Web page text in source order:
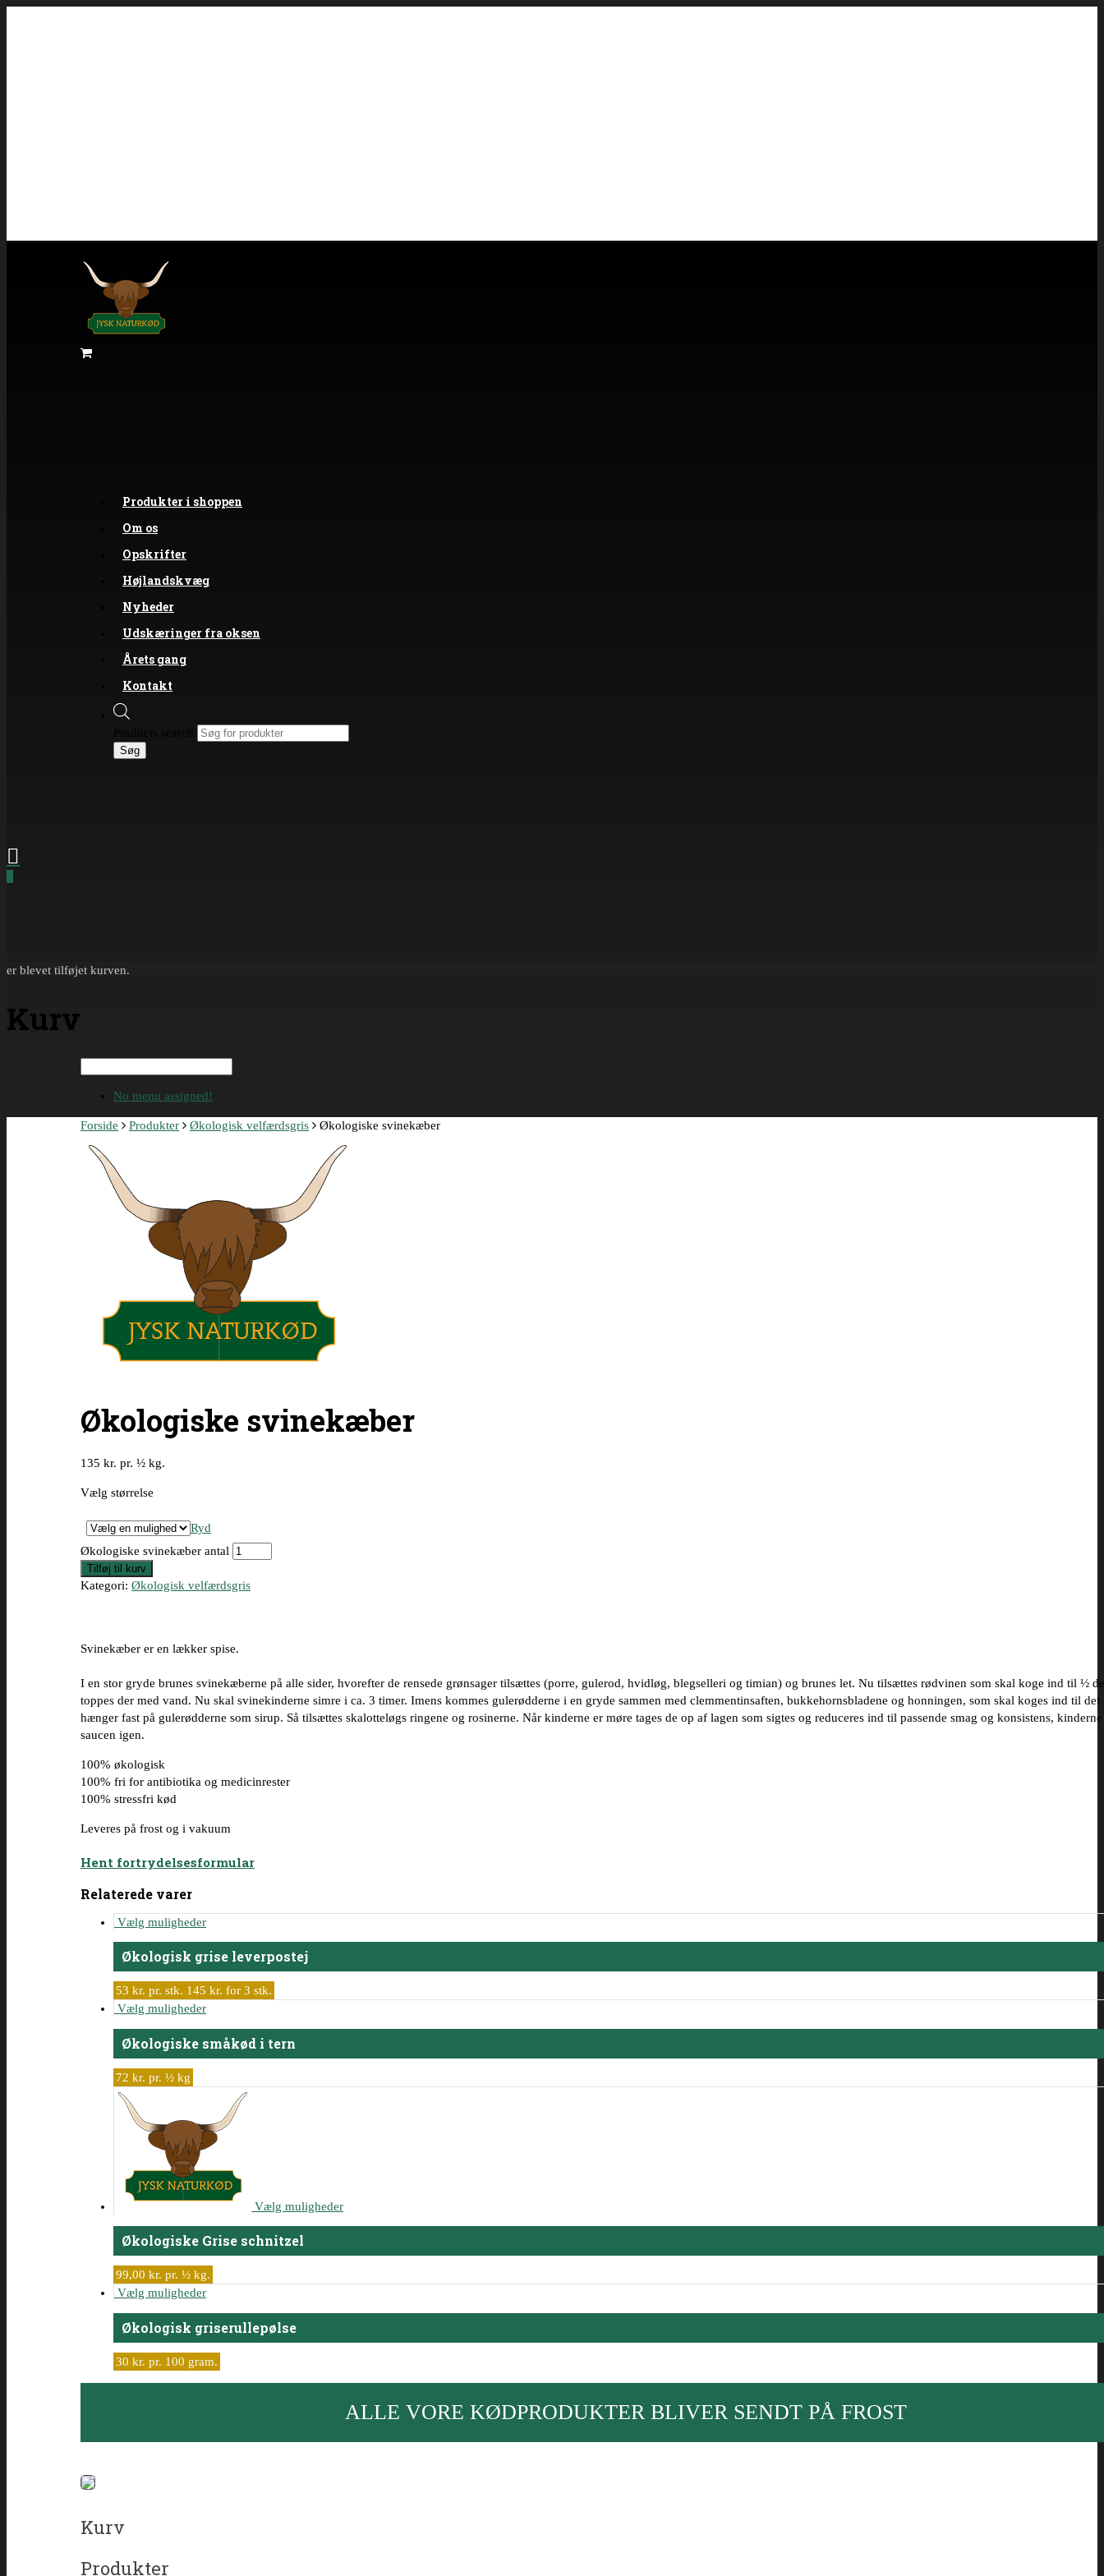
Produkter i shoppen
Om os
Opskrifter
Højlandskvæg
Nyheder
Udskæringer fra oksen
Årets gang
Kontakt
Søg
er blevet tilføjet kurven.
Kurv
No menu assigned!
Forside Produkter Økologisk velfærdsgris Økologiske svinekæber
Økologiske svinekæber
135 kr. pr. ½ kg.
Vælg størrelse
Ryd
Økologiske svinekæber antal
Tilføj til kurv
Kategori: Økologisk velfærdsgris
Svinekæber er en lækker spise.
I en stor gryde brunes svinekæberne på alle sider, hvorefter de rensede grønsager tilsættes (porre, gulerod, hvidløg, blegselleri og timian) og brunes let. Nu tilsættes rødvinen som skal koge ind til ½
toppes der med vand. Nu skal svinekinderne simre i ca. 3 timer. Imens kommes gulerødderne i en gryde sammen med clemmentinsaften, bukkehornsbladene og honningen, som skal koges ind til det
hænger fast på gulerødderne som sirup. Så tilsættes skalotteløgs ringene og rosinerne. Når kinderne er møre tages de op af lagen som sigtes og reduceres ind til passende smag og konsistens,
saucen igen.
100% økologisk
100% fri for antibiotika og medicinrester
100% stressfri kød
Leveres på frost og i vakuum
Hent fortrydelsesformular
Relaterede varer
Vælg muligheder
Økologisk grise leverpostej
53 kr. pr. stk. 145 kr. for 3 stk.
Vælg muligheder
Økologiske småkød i tern
72 kr. pr. ½ kg
Vælg muligheder
Økologiske Grise schnitzel
99,00 kr. pr. ½ kg.
Vælg muligheder
Økologisk griserullepølse
30 kr. pr. 100 gram.
ALLE VORE KØDPRODUKTER BLIVER SENDT PÅ FROST
Kurv
Produkter